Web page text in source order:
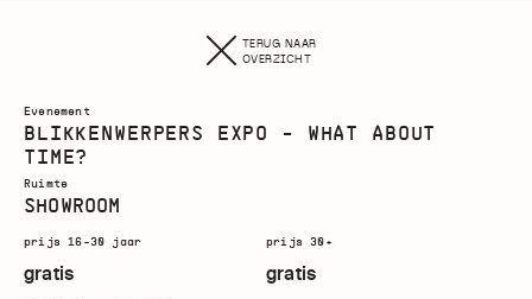
TERUG NAAR
OVERZICHT
Evenement
BLIKKENWERPERS EXPO - WHAT ABOUT
TIME?
Ruimte
SHOWROOM
prijs 16-30 jaar
gratis
prijs 30+
gratis